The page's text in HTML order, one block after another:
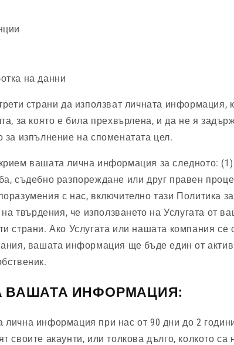
на данни
страни да използват личната информация,
за която е била прехвърлена, и да не я
за изпълнение на споменатата цел.
вашата лична информация за следното: (1)
съдебно разпореждане или друг правен
с нас, включително тази Политика
твърдения, че използването на Услугата от
страни. Ако Услугата или нашата компания се
вашата информация ще бъде един от
ВАШАТА ИНФОРМАЦИЯ:
информация при нас от 90 дни до 2
своите акаунти, или толкова дълго, колкото